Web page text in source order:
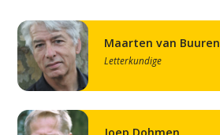
Maarten van Buuren
Letterkundige